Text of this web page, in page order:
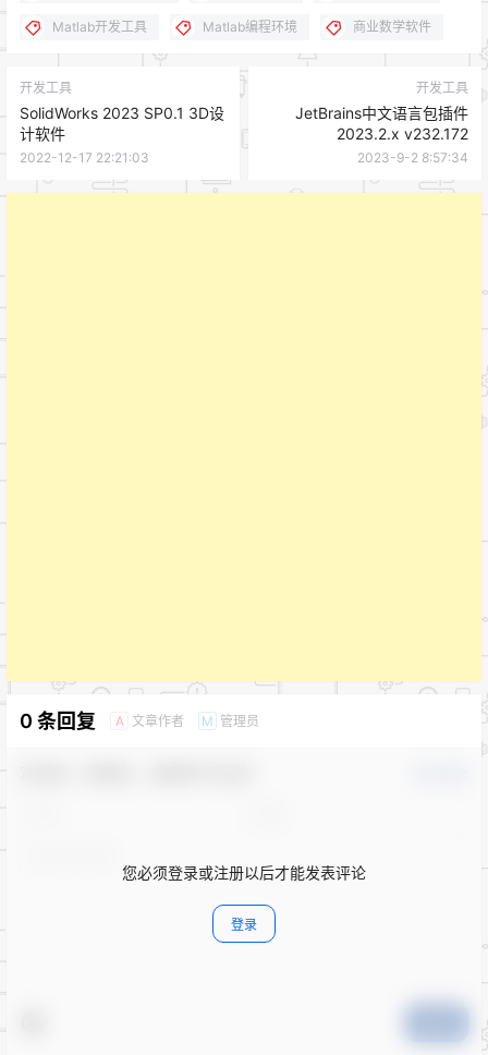
Matlab开发工具 Matlab编程环境 商业数学软件
开发工具
SolidWorks 2023 SP0.1 3D设
计软件
2022-12-17 22:21:03
开发工具
JetBrains中文语言包插件
2023.2.x v232.172
2023-9-2 8:57:34
0 条回复 A 文章作者 M 管理员
您必须登录或注册以后才能发表评论
登录